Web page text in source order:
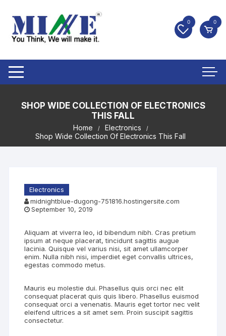
0 0
SHOP WIDE COLLECTION OF ELECTRONICS
THIS FALL
Home
Electronics
Shop Wide Collection Of Electronics This Fall
Electronics
midnightblue-dugong-751816.hostingersite.com
September 10, 2019
Aliquam at viverra leo, id bibendum nibh. Cras pretium
ipsum at neque placerat, tincidunt sagittis augue
lacinia. Quisque vel varius nisi, sit amet ullamcorper
enim. Nulla nibh nisi, imperdiet eget convallis ultrices,
egestas commodo metus.
Mauris eu molestie dui. Phasellus quis orci nec elit
consequat placerat quis quis libero. Phasellus euismod
consequat orci a venenatis. Mauris eget tortor nec velit
eleifend ultrices a sit amet sem. Proin suscipit sagittis
consectetur.